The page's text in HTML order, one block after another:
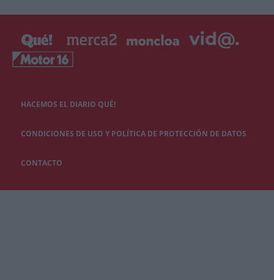
HACEMOS EL DIARIO QUÉ!
CONDICIONES DE USO Y POLÍTICA DE PROTECCIÓN DE DATOS
CONTACTO